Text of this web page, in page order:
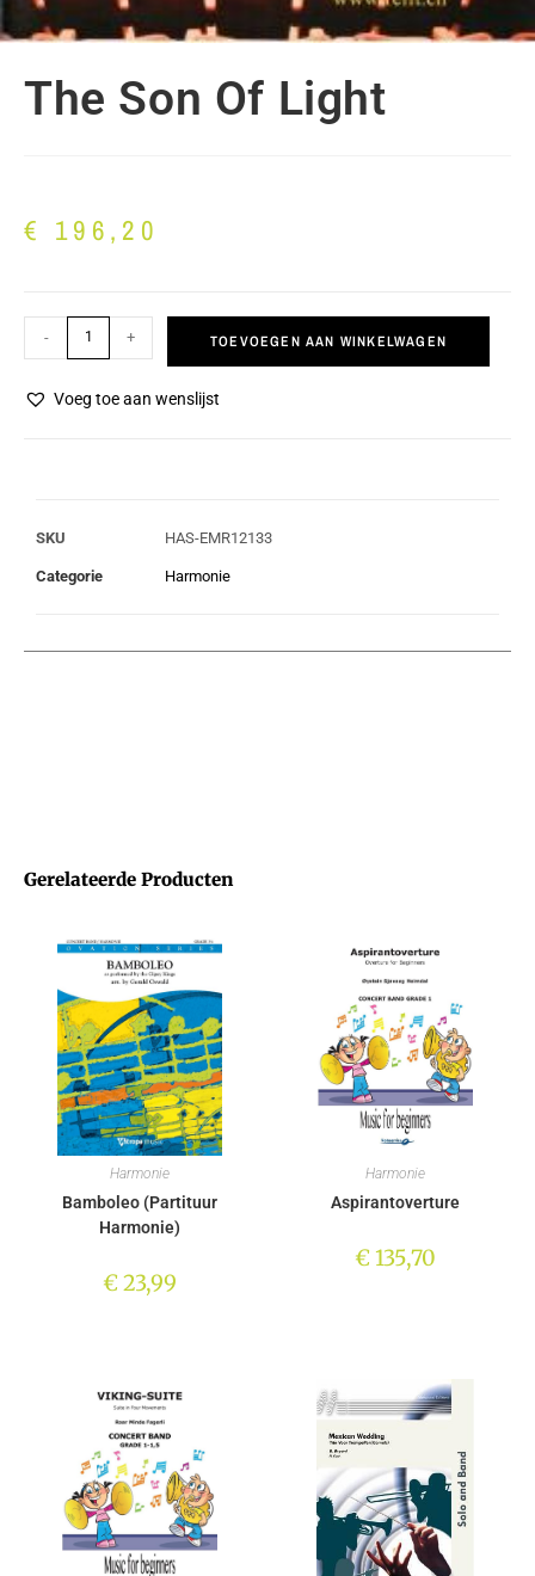
The Son Of Light
€ 196,20
- + TOEVOEGEN AAN WINKELWAGEN
Voeg toe aan wenslijst
SKU HAS-EMR12133
Categorie Harmonie
Gerelateerde Producten
Harmonie
Bamboleo (Partituur
Harmonie)
€23,99
Harmonie
Aspirantoverture
€135,70